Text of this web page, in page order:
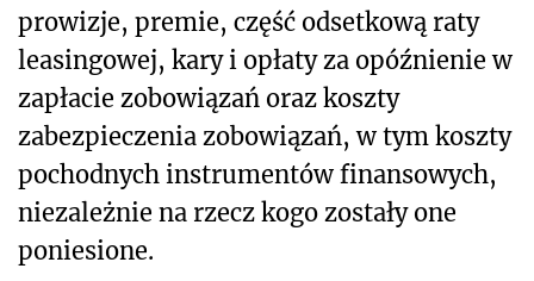
prowizje, premie, część odsetkową raty
leasingowej, kary i opłaty za opóźnienie w
zapłacie zobowiązań oraz koszty
zabezpieczenia zobowiązań, w tym koszty
pochodnych instrumentów finansowych,
niezależnie na rzecz kogo zostały one
poniesione.